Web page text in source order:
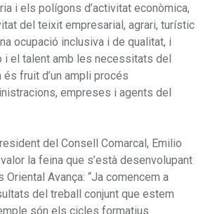
i els polígons d’activitat econòmica,
del teixit empresarial, agrari, turístic
ocupació inclusiva i de qualitat, i
i el talent amb les necessitats del
fruit d’un ampli procés
empreses i agents del
del Consell Comarcal, Emilio
la feina que s’està desenvolupant
Oriental Avança: “Ja comencem a
del treball conjunt que estem
són els cicles formatius